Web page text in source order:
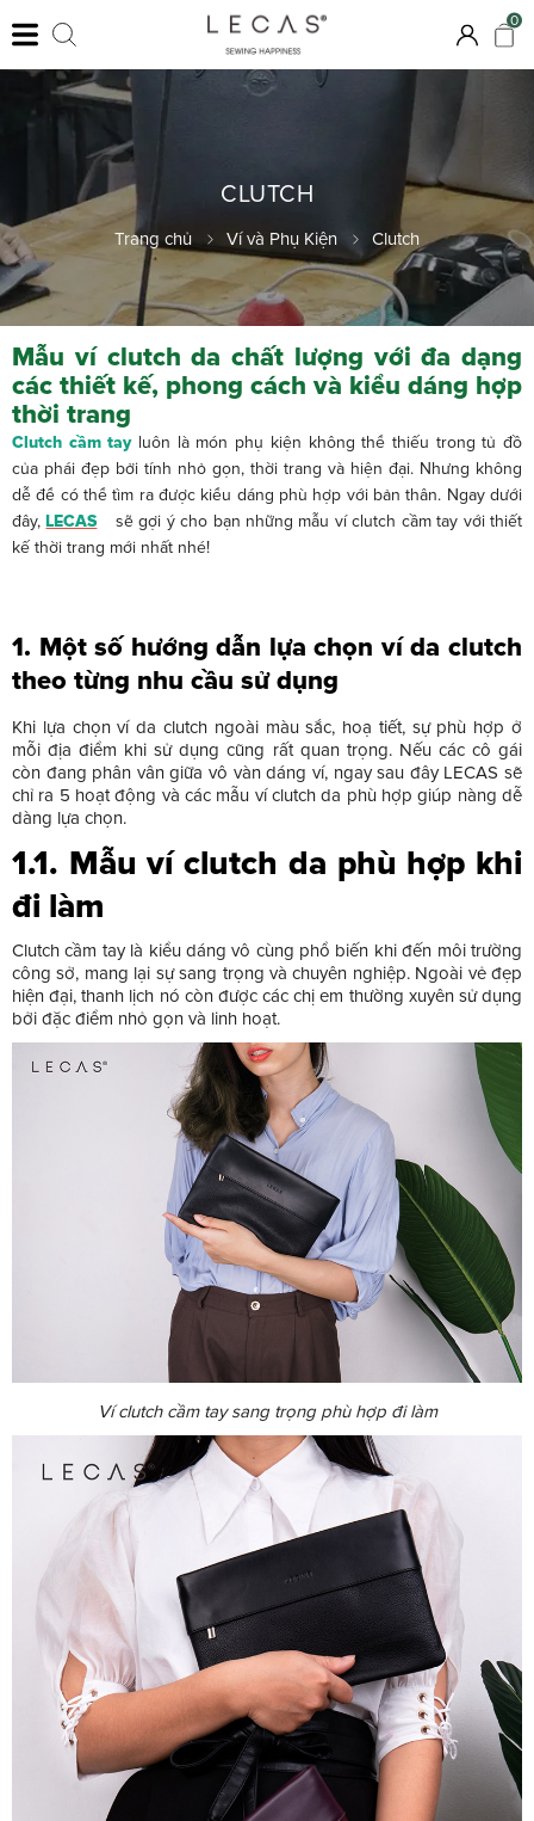
0
CLUTCH
Trang chủ Ví và Phụ Kiện Clutch
Mẫu ví clutch da chất lượng với đa dạng
các thiết kế, phong cách và kiểu dáng hợp
thời trang
Clutch cầm tayluôn là món phụ kiện không thể thiếu trong tủ đồ
của phái đẹp bởi tính nhỏ gọn, thời trang và hiện đại. Nhưng không
dễ để có thể tìm ra được kiểu dáng phù hợp với bản thân. Ngay dưới
đây,LECAS
sẽ gợi ý cho bạn những mẫu ví clutch cầm tay với thiết
kế thời trang mới nhất nhé!
1. Một số hướng dẫn lựa chọn ví da clutch
theo từng nhu cầu sử dụng
Khi lựa chọn ví da clutch ngoài màu sắc, hoạ tiết, sự phù hợp ở
mỗi địa điểm khi sử dụng cũng rất quan trọng. Nếu các cô gái
còn đang phân vân giữa vô vàn dáng ví, ngay sau đây LECAS sẽ
chỉ ra 5 hoạt động và các mẫu ví clutch da phù hợp giúp nàng dễ
dàng lựa chọn.
1.1. Mẫu ví clutch da phù hợp khi
đi làm
Clutch cầm tay là kiểu dáng vô cùng phổ biến khi đến môi trường
công sở, mang lại sự sang trọng và chuyên nghiệp. Ngoài vẻ đẹp
hiện đại, thanh lịch nó còn được các chị em thường xuyên sử dụng
bởi đặc điểm nhỏ gọn và linh hoạt.
Ví clutch cầm tay sang trọng phù hợp đi làm